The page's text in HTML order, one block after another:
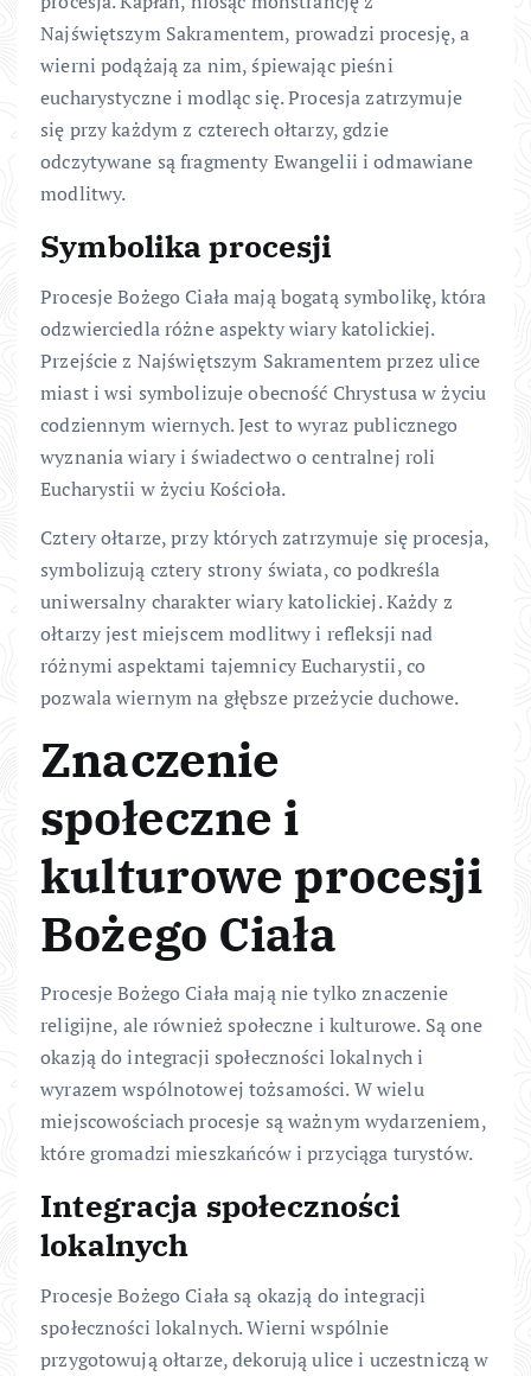
Najświętszym Sakramentem, prowadzi procesję, a
wierni podążają za nim, śpiewając pieśni
eucharystyczne i modląc się. Procesja zatrzymuje
się przy każdym z czterech ołtarzy, gdzie
odczytywane są fragmenty Ewangelii i odmawiane
modlitwy.
Symbolika procesji
Procesje Bożego Ciała mają bogatą symbolikę, która
odzwierciedla różne aspekty wiary katolickiej.
Przejście z Najświętszym Sakramentem przez ulice
miast i wsi symbolizuje obecność Chrystusa w życiu
codziennym wiernych. Jest to wyraz publicznego
wyznania wiary i świadectwo o centralnej roli
Eucharystii w życiu Kościoła.
Cztery ołtarze, przy których zatrzymuje się procesja,
symbolizują cztery strony świata, co podkreśla
uniwersalny charakter wiary katolickiej. Każdy z
ołtarzy jest miejscem modlitwy i refleksji nad
różnymi aspektami tajemnicy Eucharystii, co
pozwala wiernym na głębsze przeżycie duchowe.
Znaczenie
społeczne i
kulturowe procesji
Bożego Ciała
Procesje Bożego Ciała mają nie tylko znaczenie
religijne, ale również społeczne i kulturowe. Są one
okazją do integracji społeczności lokalnych i
wyrazem wspólnotowej tożsamości. W wielu
miejscowościach procesje są ważnym wydarzeniem,
które gromadzi mieszkańców i przyciąga turystów.
Integracja społeczności
lokalnych
Procesje Bożego Ciała są okazją do integracji
społeczności lokalnych. Wierni wspólnie
przygotowują ołtarze, dekorują ulice i uczestniczą w